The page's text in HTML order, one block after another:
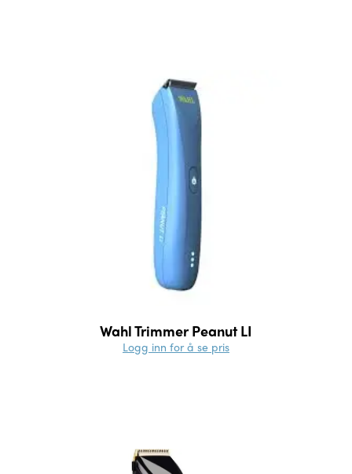
Wahl Trimmer Peanut LI
Logg inn for å se pris